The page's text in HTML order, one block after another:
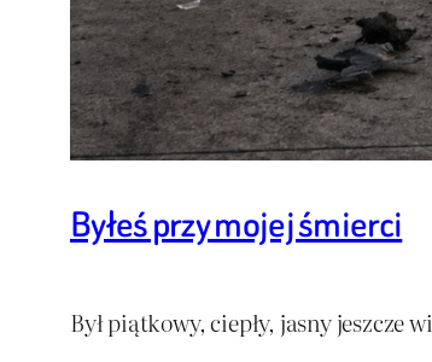
Byłeś przy mojej śmierci
Był piątkowy, ciepły, jasny jeszcze